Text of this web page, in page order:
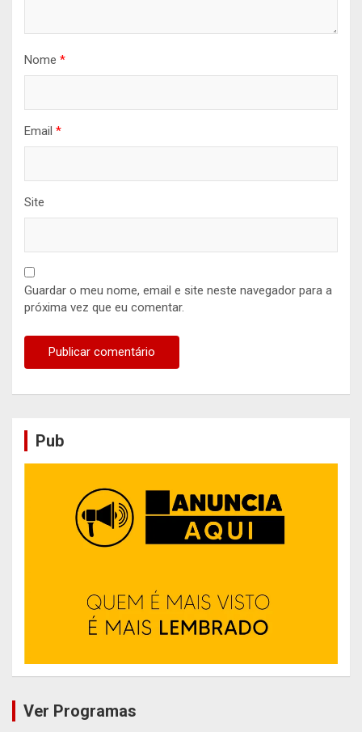
Nome *
Email *
Site
Guardar o meu nome, email e site neste navegador para a
próxima vez que eu comentar.
Pub
Ver Programas